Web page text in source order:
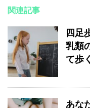
関連記事
四足
乳類
て歩
あな